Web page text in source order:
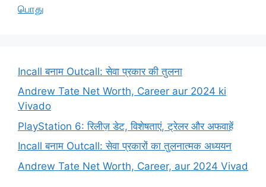
பொது
Incall बनाम Outcall: सेवा प्रकार की तुलना
Andrew Tate Net Worth, Career aur 2024 ki
Vivado
PlayStation 6: रिलीज़ डेट, विशेषताएं, ट्रेलर और अफवाहें
Incall बनाम Outcall: सेवा प्रकारों का तुलनात्मक अध्ययन
Andrew Tate Net Worth, Career, aur 2024 Vivad